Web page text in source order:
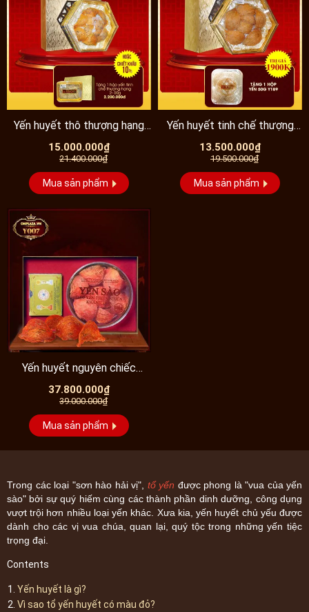
Yến huyết thô thượng hạng
loại 100gr/hộp - Y072
15.000.000₫
21.400.000₫
Mua sản phẩm
Yến huyết tinh chế thượng
hạng cao cấp (100g/hộp)
Y061...
13.500.000₫
19.500.000₫
Mua sản phẩm
Yến huyết nguyên chiếc
Khánh Hòa hộp 100g-Y007
37.800.000₫
39.000.000₫
Mua sản phẩm
Trong các loại "sơn hào hải vị", tổ yến được phong là "vua của yến
sào" bởi sự quý hiếm cùng các thành phần dinh dưỡng, công dụng
vượt trội hơn nhiều loại yến khác. Xưa kia, yến huyết chủ yếu được
dành cho các vị vua chúa, quan lại, quý tộc trong những yến tiệc
trọng đại.
Contents
Yến huyết là gì?
Vì sao tổ yến huyết có màu đỏ?